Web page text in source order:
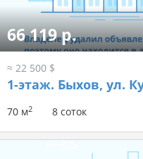
66 119 р.
≈ 22 500 $
1-этаж. Быхов, ул.
70 м2 8 соток